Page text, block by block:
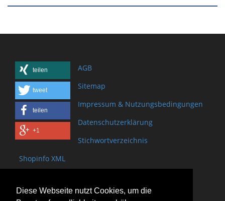
Diese Webseite nutzt Cookies, um die
teilen
tweet
teilen
+1
AGB
Sitemap
Impressum & Nutzungsbedingungen
Datenschutzerklärung
Stichwortverzeichnis
Shopinfo XML
Bischof-Brand Straße 2